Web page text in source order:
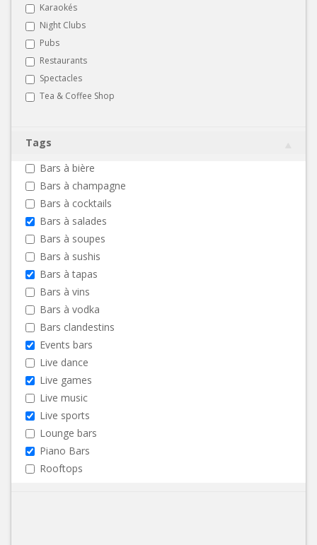
Karaokés
Night Clubs
Pubs
Restaurants
Spectacles
Tea & Coffee Shop
Tags
Bars à bière
Bars à champagne
Bars à cocktails
Bars à salades
Bars à soupes
Bars à sushis
Bars à tapas
Bars à vins
Bars à vodka
Bars clandestins
Events bars
Live dance
Live games
Live music
Live sports
Lounge bars
Piano Bars
Rooftops